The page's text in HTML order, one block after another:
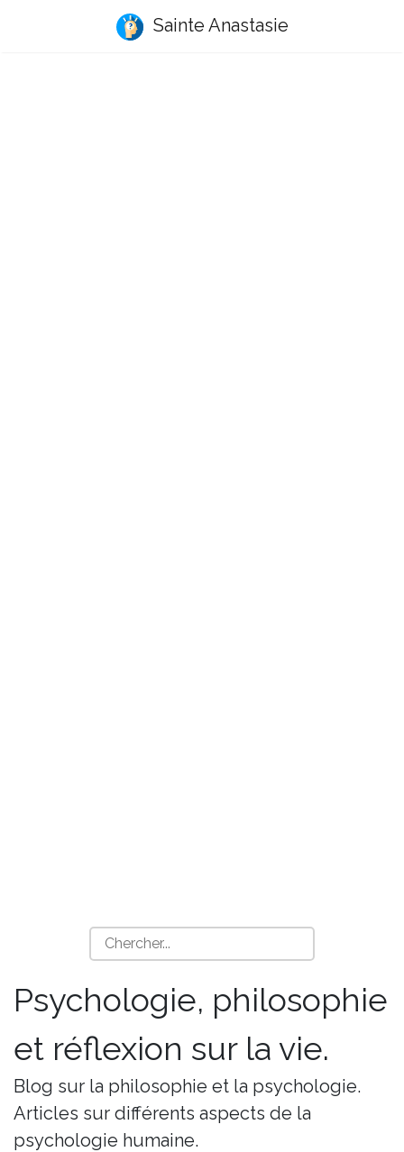
Sainte Anastasie
Psychologie, philosophie
et réflexion sur la vie.
Blog sur la philosophie et la psychologie.
Articles sur différents aspects de la
psychologie humaine.